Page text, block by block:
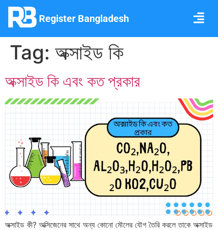
Register Bangladesh
Tag: অক্সাইড কি
অক্সাইড কি এবং কত প্রকার
অক্সাইড কী? অক্সিজেনের সাথে অন্য কোনো মৌলের যৌগ তৈরি করলে তাকে অক্সাইড